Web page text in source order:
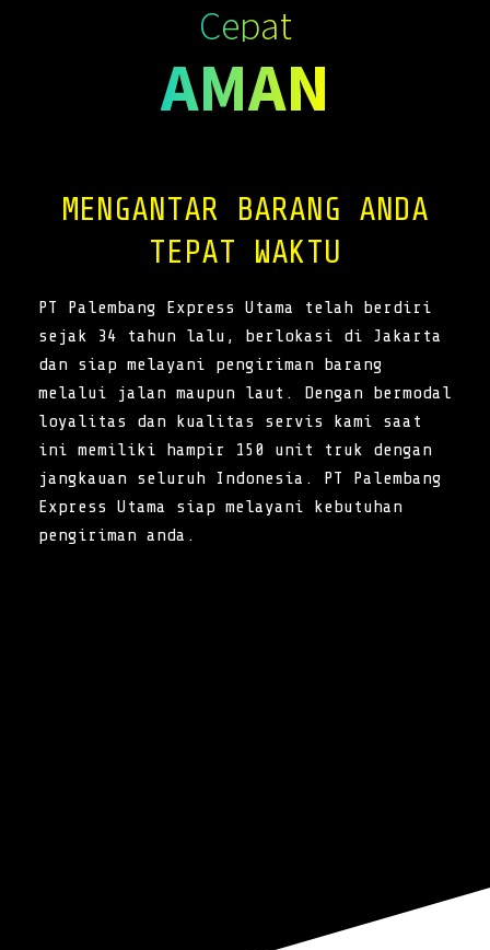
Cepat
AMAN
MENGANTAR BARANG ANDA
TEPAT WAKTU
PT Palembang Express Utama telah berdiri
sejak 34 tahun lalu, berlokasi di Jakarta
dan siap melayani pengiriman barang
melalui jalan maupun laut. Dengan bermodal
loyalitas dan kualitas servis kami saat
ini memiliki hampir 150 unit truk dengan
jangkauan seluruh Indonesia. PT Palembang
Express Utama siap melayani kebutuhan
pengiriman anda.